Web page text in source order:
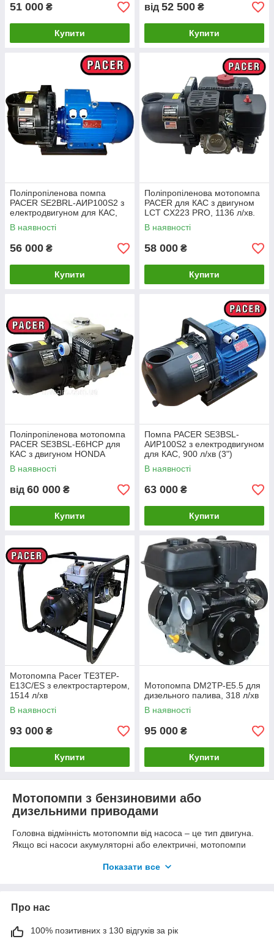
51 000 ₴
Купити
від 52 500 ₴
Купити
Поліпропіленова помпа
PACER SE2BRL-АИР100S2 з
електродвигуном для КАС,
800 л/хв
В наявності
56 000 ₴
Купити
Поліпропіленова мотопомпа
PACER для КАС з двигуном
LCT CX223 PRO, 1136 л/хв.
(3")
В наявності
58 000 ₴
Купити
Поліпропіленова мотопомпа
PACER SE3BSL-E6HCP для
КАС з двигуном HONDA
GX200, 1060 л/хв. (3")
В наявності
від 60 000 ₴
Купити
Помпа PACER SE3BSL-
АИР100S2 з електродвигуном
для КАС, 900 л/хв (3")
В наявності
63 000 ₴
Купити
Мотопомпа Pacer TE3TEP-
E13C/ES з електростартером,
1514 л/хв
В наявності
93 000 ₴
Купити
Мотопомпа DM2TP-E5.5 для
дизельного палива, 318 л/хв
В наявності
95 000 ₴
Купити
Мотопомпи з бензиновими або
дизельними приводами
Головна відмінність мотопомпи від насоса – це тип двигуна.
Якщо всі насоси акумуляторні або електричні, мотопомпи
типу палива їх класифікують на бензинові та дизельні.
легко переноситься завдяки невеликій вазі.
Дизельні мотопомпи призначені для перекачування чистої та
сильно забрудненої води. Прилад може безперервно
Показати все
Про нас
100% позитивних з 130 відгуків за рік